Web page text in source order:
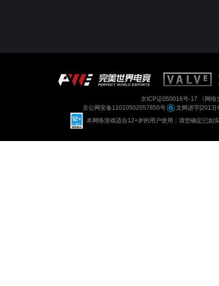
京ICP证050016号-17
《网
京公网安备11010502057850号
文网进字[2013]
本网络游戏适合12+岁的用户使用：请您确定已如